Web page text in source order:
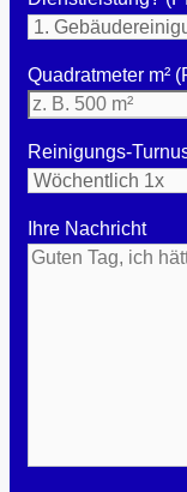
Quadratmeter m²
Reinigungs-
Ihre Nachricht